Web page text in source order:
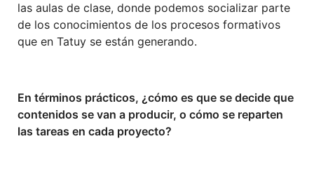
las aulas de clase, donde podemos socializar parte
de los conocimientos de los procesos formativos
que en Tatuy se están generando.
En términos prácticos, ¿cómo es que se decide que
contenidos se van a producir, o cómo se reparten
las tareas en cada proyecto?